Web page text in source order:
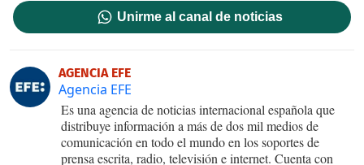
Unirme al canal de noticias
AGENCIA EFE
Agencia EFE
Es una agencia de noticias internacional española que
distribuye información a más de dos mil medios de
comunicación en todo el mundo en los soportes de
prensa escrita, radio, televisión e internet. Cuenta con